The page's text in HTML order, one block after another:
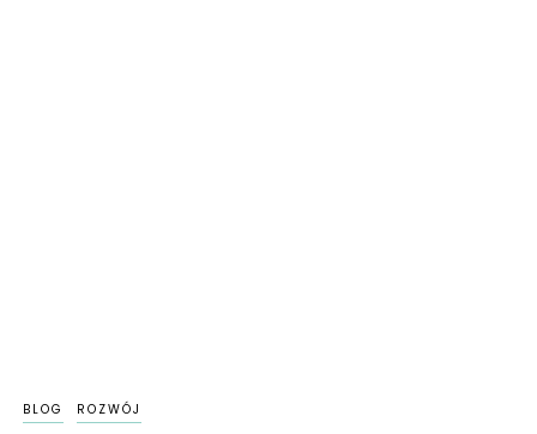
BLOG ROZWÓJ